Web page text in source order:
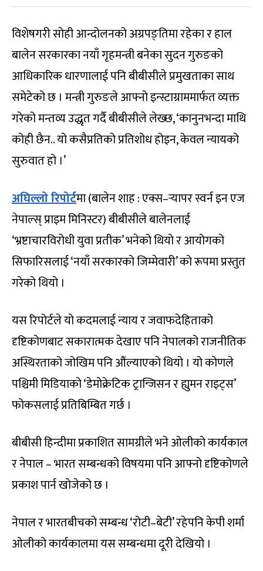
विशेषगरी सोही आन्दोलनको अग्रपङ्तिमा रहेका र हाल
बालेन सरकारका नयाँ गृहमन्त्री बनेका सुदन गुरुङको
आधिकारिक धारणालाई पनि बीबीसीले प्रमुखताका साथ
समेटेको छ । मन्त्री गुरुङले आफ्नो इन्स्टाग्राममार्फत व्यक्त
गरेको मन्तव्य उद्धृत गर्दै बीबीसीले लेख्छ, ‘कानुनभन्दा माथि
कोही छैन.. यो कसैप्रतिको प्रतिशोध होइन, केवल न्यायको
सुरुवात हो ।’
अघिल्लो रिपोर्टमा (बालेन शाह : एक्स–र्‍यापर स्वर्न इन एज
नेपाल्स् प्राइम मिनिस्टर) बीबीसीले बालेनलाई
‘भ्रष्टाचारविरोधी युवा प्रतीक’ भनेको थियो र आयोगको
सिफारिसलाई ‘नयाँ सरकारको जिम्मेवारी’ को रूपमा प्रस्तुत
गरेको थियो ।
यस रिपोर्टले यो कदमलाई न्याय र जवाफदेहिताको
दृष्टिकोणबाट सकारात्मक देखाए पनि नेपालको राजनीतिक
अस्थिरताको जोखिम पनि औंल्याएको थियो । यो कोणले
पश्चिमी मिडियाको ‘डेमोक्रेटिक ट्रान्जिसन र ह्युमन राइट्स’
फोकसलाई प्रतिबिम्बित गर्छ ।
बीबीसी हिन्दीमा प्रकाशित सामग्रीले भने ओलीको कार्यकाल
र नेपाल – भारत सम्बन्धको विषयमा पनि आफ्नो दृष्टिकोणले
प्रकाश पार्न खोजेको छ ।
नेपाल र भारतबीचको सम्बन्ध ‘रोटी–बेटी’ रहेपनि केपी शर्मा
ओलीको कार्यकालमा यस सम्बन्धमा दूरी देखियो ।